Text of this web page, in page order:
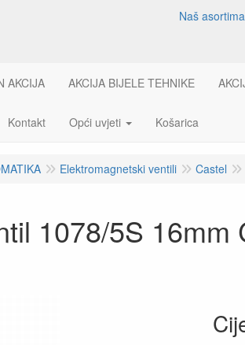
Naš
AKCIJA AKCIJA BIJELE TEHNIKE
Kontakt Opći uvjeti Košarica
Elektromagnetski ventili Castel
1078/5S 16mm